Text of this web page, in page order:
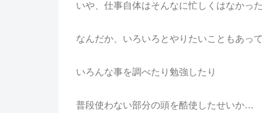
いや、仕事自体はそんなに忙しくはなかった
なんだか、いろいろとやりたいこともあって
いろんな事を調べたり勉強したり
普段使わない部分の頭を酷使したせいか…